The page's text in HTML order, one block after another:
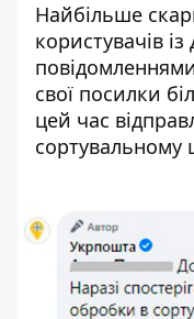
Найбільше
користувачів
свої посилки
цей час
сортувальному